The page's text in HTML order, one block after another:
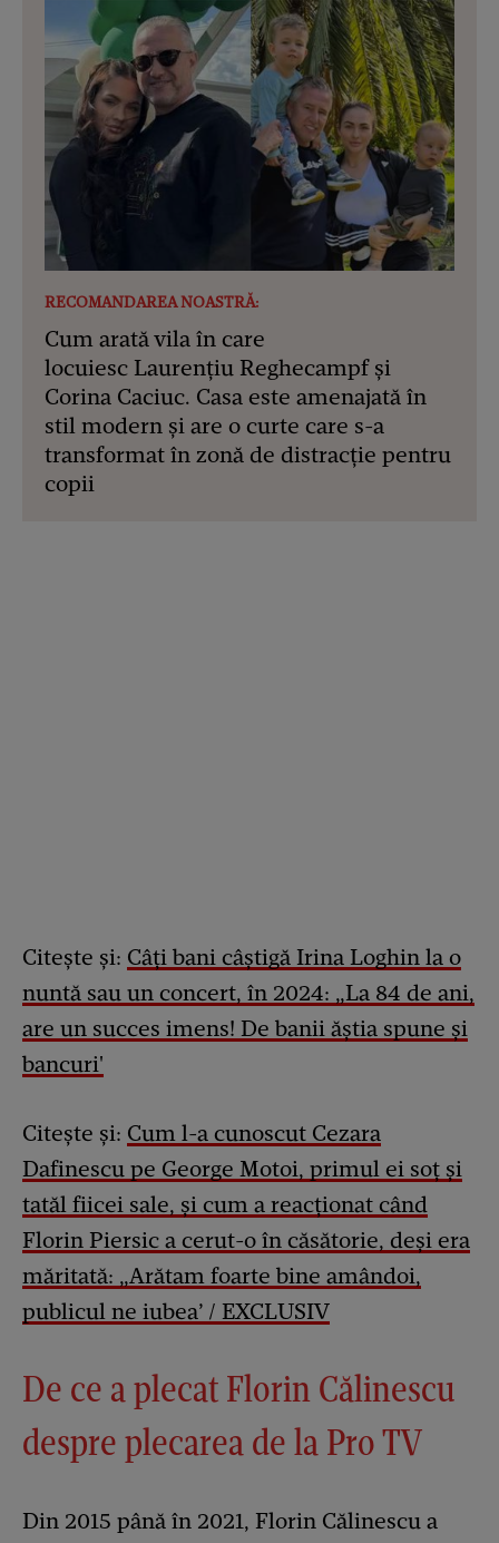
RECOMANDAREA NOASTRĂ:
Cum arată vila în care
locuiesc Laurențiu Reghecampf și
Corina Caciuc. Casa este amenajată în
stil modern și are o curte care s-a
transformat în zonă de distracție pentru
copii
Citește și: Câți bani câștigă Irina Loghin la o
nuntă sau un concert, în 2024: „La 84 de ani,
are un succes imens! De banii ăștia spune și
bancuri'
Citește și: Cum l-a cunoscut Cezara
Dafinescu pe George Motoi, primul ei soț și
tatăl fiicei sale, și cum a reacționat când
Florin Piersic a cerut-o în căsătorie, deși era
măritată: „Arătam foarte bine amândoi,
publicul ne iubea’ / EXCLUSIV
De ce a plecat Florin Călinescu
despre plecarea de la Pro TV
Din 2015 până în 2021, Florin Călinescu a